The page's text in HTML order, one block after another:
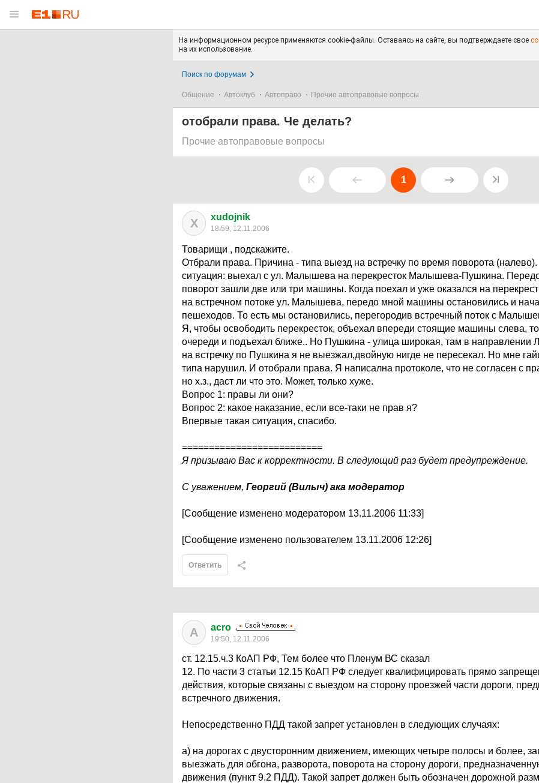
На информационном ресурсе применяются cookie-файлы. Оставаясь на сайте, вы подтверждаете свое
на их использование.
Поиск по форумам
Общение Автоклуб Автоправо Прочие автоправовые вопросы
отобрали права. Че делать?
Прочие автоправовые вопросы
1
X xudojnik
18:59, 12.11.2006
Товарищи , подскажите.
Отбрали права. Причина - типа выезд на встречку по время поворота (налево).
ситуация: выехал с ул. Малышева на перекресток Малышева-Пушкина.
поворот зашли две или три машины. Когда поехал и уже оказался на
на встречном потоке ул. Малышева, передо мной машины остановились и
пешеходов. То есть мы остановились, перегородив встречный поток с
Я, чтобы освободить перекресток, объехал впереди стоящие машины слева,
очереди и подъехал ближе.. Но Пушкина - улица широкая, там в направлении
на встречку по Пушкина я не выезжал,двойную нигде не пересекал. Но мне
типа нарушил. И отобрали права. Я написална протоколе, что не согласен с
но х.з., даст ли что это. Может, только хуже.
Вопрос 1: правы ли они?
Вопрос 2: какое наказание, если все-таки не прав я?
Впервые такая ситуация, спасибо.
==========================
Я призываю Вас к корректности. В следующий раз будет предупреждение.
С уважением, Георгий (Вилыч) ака модератор
[Сообщение изменено модератором 13.11.2006 11:33]
[Сообщение изменено пользователем 13.11.2006 12:26]
Ответить
A acro
19:50, 12.11.2006
ст. 12.15.ч.3 КоАП РФ, Тем более что Пленум ВС сказал
12. По части 3 статьи 12.15 КоАП РФ следует квалифицировать прямо
действия, которые связаны с выездом на сторону проезжей части дороги,
встречного движения.
Непосредственно ПДД такой запрет установлен в следующих случаях:
а) на дорогах с двусторонним движением, имеющих четыре полосы и более,
выезжать для обгона, разворота, поворота на сторону дороги,
движения (пункт 9.2 ПДД). Такой запрет должен быть обозначен дорожной